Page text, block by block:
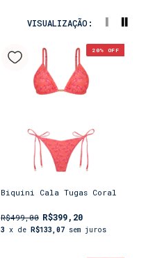
VISUALIZAÇÃO:
20% OFF
Biquini Cala Tugas Coral
R$499,00 R$399,20
3 x de R$133,07 sem juros